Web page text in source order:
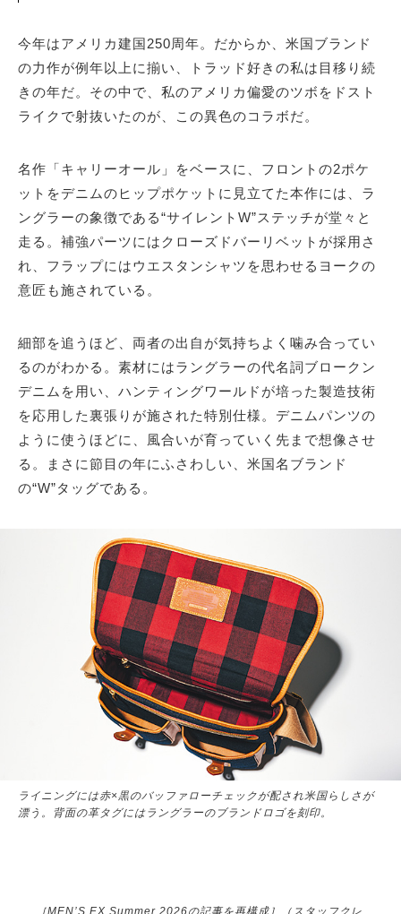
今年はアメリカ建国250周年。だからか、米国ブランド
の力作が例年以上に揃い、トラッド好きの私は目移り続
きの年だ。その中で、私のアメリカ偏愛のツボをドスト
ライクで射抜いたのが、この異色のコラボだ。
名作「キャリーオール」をベースに、フロントの2ポケ
ットをデニムのヒップポケットに見立てた本作には、ラ
ングラーの象徴である“サイレントW”ステッチが堂々と
走る。補強パーツにはクローズドバーリベットが採用さ
れ、フラップにはウエスタンシャツを思わせるヨークの
意匠も施されている。
細部を追うほど、両者の出自が気持ちよく噛み合ってい
るのがわかる。素材にはラングラーの代名詞ブロークン
デニムを用い、ハンティングワールドが培った製造技術
を応用した裏張りが施された特別仕様。デニムパンツの
ように使うほどに、風合いが育っていく先まで想像させ
る。まさに節目の年にふさわしい、米国名ブランド
の“W”タッグである。
ライニングには赤×黒のバッファローチェックが配され米国らしさが
漂う。背面の革タグにはラングラーのブランドロゴを刻印。
［MEN’S EX Summer 2026の記事を再構成］（スタッフクレ